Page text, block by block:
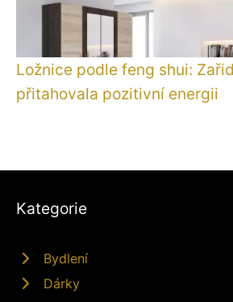
Ložnice podle feng shui:
přitahovala pozitivní energii
Kategorie
Bydlení
Dárky